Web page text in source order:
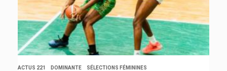
ACTUS 221 DOMINANTE
SÉLECTIONS FÉMININES